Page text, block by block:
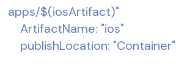
apps/$(iosArtifact)"
ArtifactName: "ios"
publishLocation: "Container"